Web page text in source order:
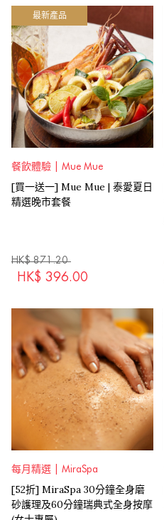
最新產品
餐飲體驗 | Mue Mue
[買一送一] Mue Mue | 泰愛夏日
精選晚市套餐
HK$ 871.20
HK$ 396.00
每月精選 | MiraSpa
[52折] MiraSpa 30分鐘全身磨
砂護理及60分鐘瑞典式全身按摩